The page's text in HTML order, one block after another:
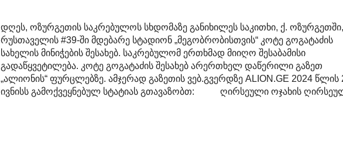
დღეს, ოზურგეთის საკრებულოს სხდომაზე განიხილეს საკითხი, ქ. ოზურგეთში,
რუსთაველის #39-ში მდებარე სტადიონ „მეგობრობისთვის“ კოტე გოგატაძის
სახელის მინიჭების შესახებ. საკრებულომ ერთხმად მიიღო შესაბამისი
გადაწყვეტილება. კოტე გოგატაძის შესახებ არერთხელ დაწერილი გაზეთ
„ალიონის“ ფურცლებზე. ამჯერად გაზეთის ვებ.გვერდზე ALION.GE 2024 წლის
ივნისს გამოქვეყნებულ სტატიას გთავაზობთ: ღირსეული ოჯახის